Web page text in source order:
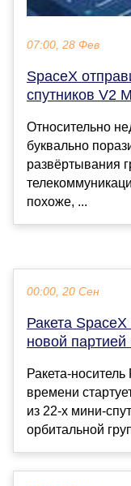
07:00, 28 Фев
SpaceX
спутников V2
Относительно
буквально
развёртывания
похоже, ...
00:00, 20 Сен
Ракета SpaceX
новой партией
Ракета-
времени
из 22-х мини-
орбитальной